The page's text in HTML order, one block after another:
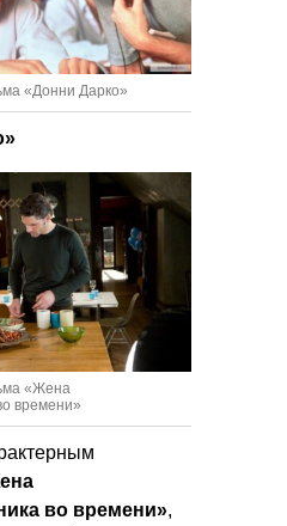
«Донни Дарко»
«Жена
времени»
во времени»,